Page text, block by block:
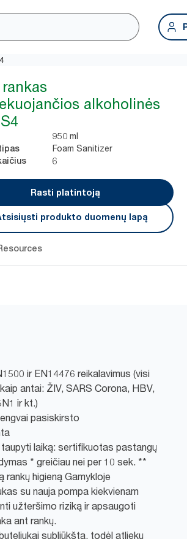
rankas
alkoholinės
950 ml
Foam Sanitizer
6
Rasti platintoją
produkto duomenų lapą
ir EN14476 reikalavimus (visi
antai: ŽIV, SARS Corona, HBV,
ir kt.)
pasiskirsto
laiką: sertifikuotas pastangų
* greičiau nei per 10 sek. **
rankų higieną Gamykloje
su nauja pompa kiekvienam
užteršimo riziką ir apsaugoti
ant rankų.
subliūkšta, todėl atliekų